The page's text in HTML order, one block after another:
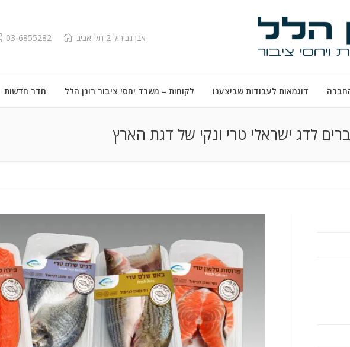
אבן גבירול 2 תל-אביב 03-6855282
דוגמאות לעבודות שביצענו לקוחות – משרד יחסי ציבור רונן הלל חדר חדשות
לדג ישראלי טרי ונקי של דגת הארץ